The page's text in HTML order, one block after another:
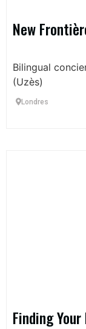
New
Bilingual
(Uzès)
Londres
Finding